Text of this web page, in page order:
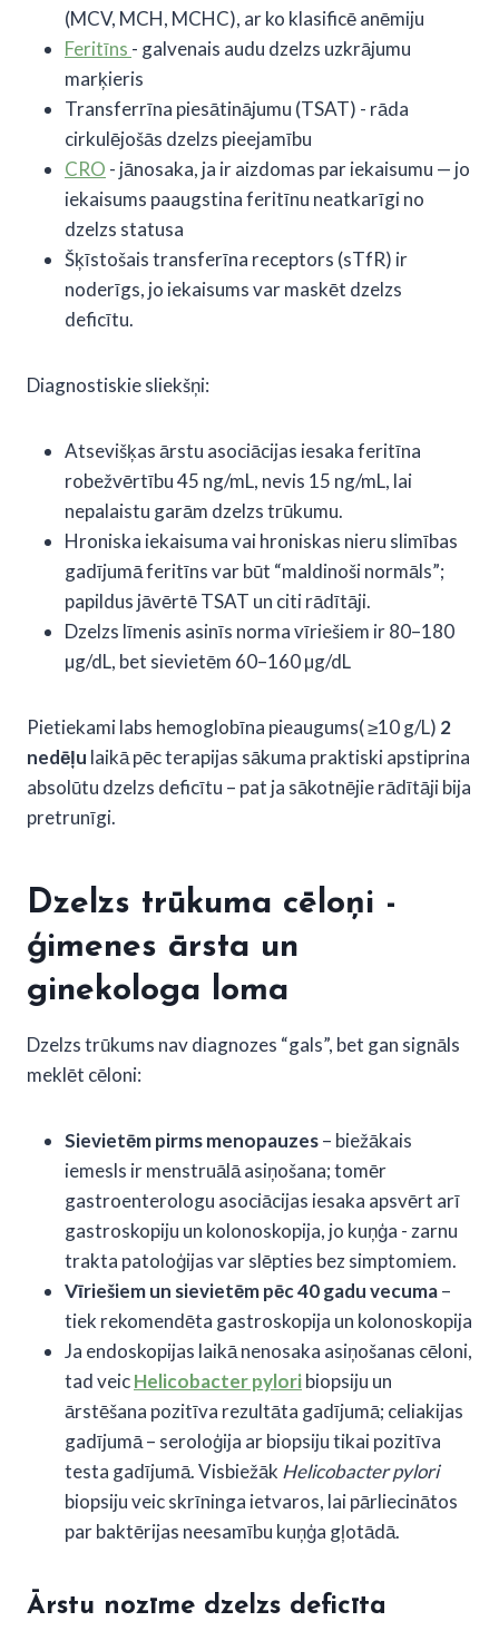
(MCV, MCH, MCHC), ar ko klasificē anēmiju
Feritīns - galvenais audu dzelzs uzkrājumu
marķieris
Transferrīna piesātinājumu (TSAT) - rāda
cirkulējošās dzelzs pieejamību
CRO - jānosaka, ja ir aizdomas par iekaisumu — jo
iekaisums paaugstina feritīnu neatkarīgi no
dzelzs statusa
Šķīstošais transferīna receptors (sTfR) ir
noderīgs, jo iekaisums var maskēt dzelzs
deficītu.
Diagnostiskie sliekšņi:
Atsevišķas ārstu asociācijas iesaka feritīna
robežvērtību 45 ng/mL, nevis 15 ng/mL, lai
nepalaistu garām dzelzs trūkumu.
Hroniska iekaisuma vai hroniskas nieru slimības
gadījumā feritīns var būt “maldinoši normāls”;
papildus jāvērtē TSAT un citi rādītāji.
Dzelzs līmenis asinīs norma vīriešiem ir 80–180
µg/dL, bet sievietēm 60–160 µg/dL
Pietiekami labs hemoglobīna pieaugums( ≥10 g/L) 2
nedēļu laikā pēc terapijas sākuma praktiski apstiprina
absolūtu dzelzs deficītu – pat ja sākotnējie rādītāji bija
pretrunīgi.
Dzelzs trūkuma cēloņi -
ģimenes ārsta un
ginekologa loma
Dzelzs trūkums nav diagnozes “gals”, bet gan signāls
meklēt cēloni:
Sievietēm pirms menopauzes– biežākais
iemesls ir menstruālā asiņošana; tomēr
gastroenterologu asociācijas iesaka apsvērt arī
gastroskopiju un kolonoskopija, jo kuņģa - zarnu
trakta patoloģijas var slēpties bez simptomiem.
Vīriešiem un sievietēm pēc 40 gadu vecuma–
tiek rekomendēta gastroskopija un kolonoskopija
Ja endoskopijas laikā nenosaka asiņošanas cēloni,
tad veicHelicobacter pyloribiopsiju un
ārstēšana pozitīva rezultāta gadījumā; celiakijas
gadījumā – seroloģija ar biopsiju tikai pozitīva
testa gadījumā. Visbiežāk Helicobacter pylori
biopsiju veic skrīninga ietvaros, lai pārliecinātos
par baktērijas neesamību kuņģa gļotādā.
Ārstu nozīme dzelzs deficīta